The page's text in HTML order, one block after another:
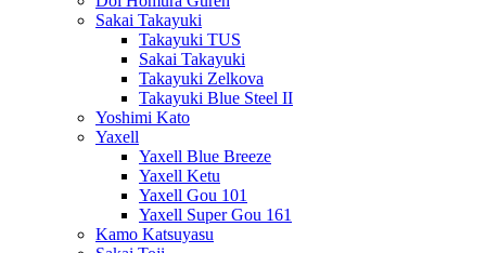
Sakai Takayuki
Takayuki TUS
Sakai Takayuki
Takayuki Zelkova
Takayuki Blue Steel II
Yoshimi Kato
Yaxell
Yaxell Blue Breeze
Yaxell Ketu
Yaxell Gou 101
Yaxell Super Gou 161
Kamo Katsuyasu